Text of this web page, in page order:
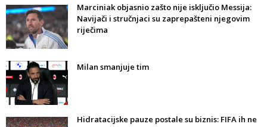
Marciniak objasnio zašto nije isključio Messija:
Navijači i stručnjaci su zaprepašteni njegovim
riječima
Milan smanjuje tim
Hidratacijske pauze postale su biznis: FIFA ih ne